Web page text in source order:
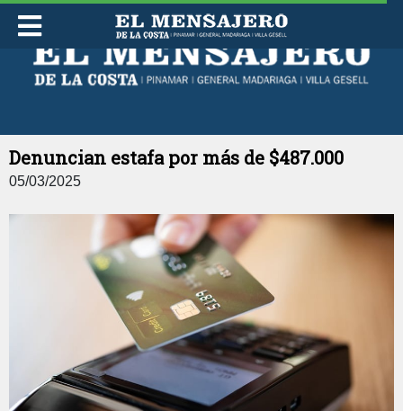
LUNES 10 DE AGOSTO DE 2026
Denuncian estafa por más de $487.000
05/03/2025